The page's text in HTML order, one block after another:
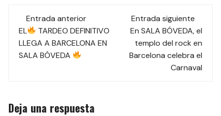
Navegación
de
las
Entrada anterior
EL
TARDEO DEFINITIVO
LLEGA A BARCELONA EN
SALA BÓVEDA
Entrada siguiente
En SALA BÓVEDA, el
templo del rock en
Barcelona celebra el
Carnaval
Deja una respuesta